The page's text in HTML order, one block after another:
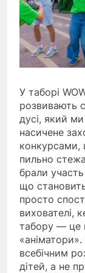
У таборі
розвивають
дусі, який
насичене
конкурсами,
пильно
брали участь
що
просто
вихователі,
табору — це
всебічним
дітей, а не